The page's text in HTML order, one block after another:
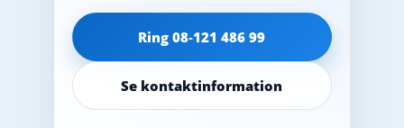
Ring 08‑121 486 99
Se kontaktinformation